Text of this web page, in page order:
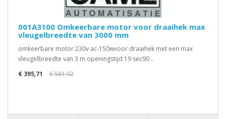
001A3100 Omkeerbare motor voor draaihek max
vleugelbreedte van 3000 mm
omkeerbare motor 230v ac-150wvoor draaihek met een max
vleugelbreedte van 3 m openingstijd 19 sec90 ..
€ 395,71
€ 581,92